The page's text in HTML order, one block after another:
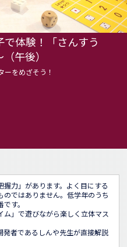
で体験！「さんすう
午後）
ーをめざそう！
力」があります。よく目にする
ではありません。低学年のうち
す。
」で遊びながら楽しく立体マス
者であるしんや先生が直接解説